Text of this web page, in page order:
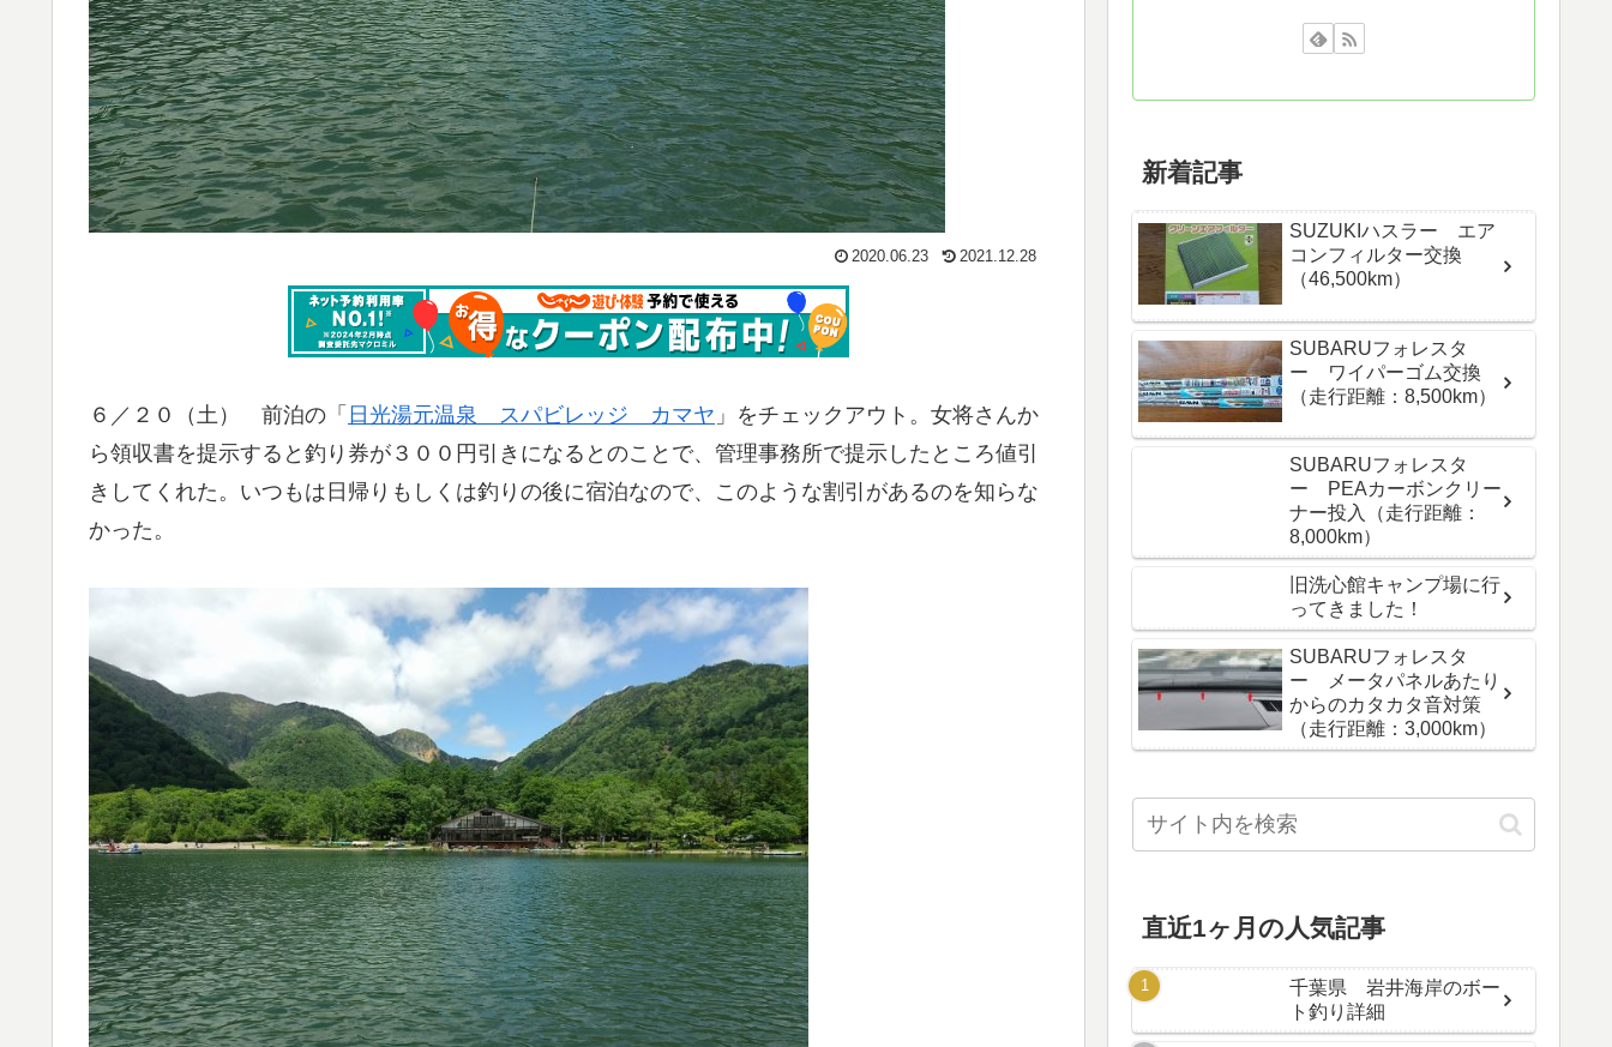
2020.06.23 2021.12.28
６／２０（土） 前泊の「 日光湯元温泉 スパビレッジ カマヤ 」をチェックアウト。女将さんか
ら領収書を提示すると釣り券が３００円引きになるとのことで、管理事務所で提示したところ値引
きしてくれた。いつもは日帰りもしくは釣りの後に宿泊なので、このような割引があるのを知らな
かった。
新着記事
SUZUKIハスラー エア
コンフィルター交換
（46,500km）
SUBARUフォレスタ
ー ワイパーゴム交換
（走行距離：8,500km）
SUBARUフォレスタ
ー PEAカーボンクリー
ナー投入（走行距離：
8,000km）
旧洗心館キャンプ場に行
ってきました！
SUBARUフォレスタ
ー メータパネルあたり
からのカタカタ音対策
（走行距離：3,000km）
直近1ヶ月の人気記事
千葉県 岩井海岸のボー
ト釣り詳細